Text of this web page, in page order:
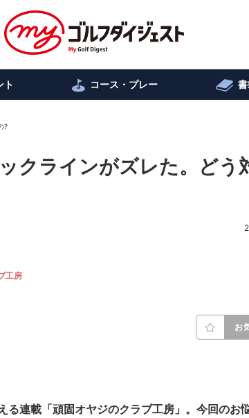
ト コース・プレー
?
クラインがズレた。どう
工房
お
る連載「頑固オヤジのクラブ工房」。今回のお